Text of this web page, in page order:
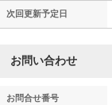
次回更新予定日
お問い合わせ
お問合せ番号